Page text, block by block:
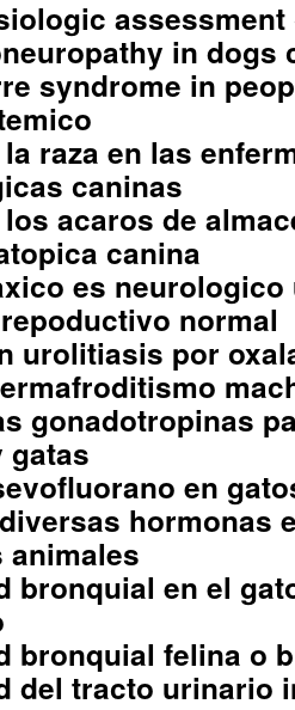
assessment
in dogs
syndrome in
raza en las
caninas
acaros de
canina
es
normal
urolitiasis por
gonadotropinas
gatas
en
hormonas
animales
bronquial en el
bronquial felina o
del tracto urinario